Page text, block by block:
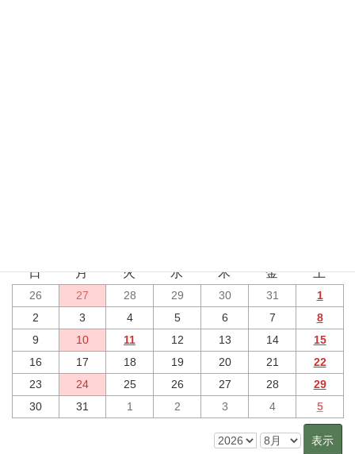
日 月 火 水 木 金 土
26 27 28 29 30 31
1
2
3 4 5 6 7
8
9
10 11 12 13 14
15
16
17 18 19 20 21
22
23
24 25 26 27 28
29
30
31 1 2 3 4 5